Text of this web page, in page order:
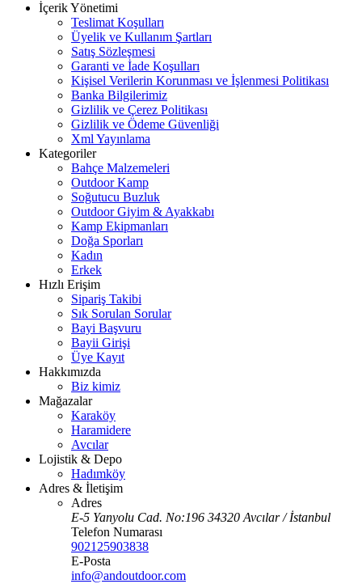
İçerik Yönetimi
Teslimat Koşulları
Üyelik ve Kullanım Şartları
Satış Sözleşmesi
Garanti ve İade Koşulları
Kişisel Verilerin Korunması ve İşlenmesi Politikası
Banka Bilgilerimiz
Gizlilik ve Çerez Politikası
Gizlilik ve Ödeme Güvenliği
Xml Yayınlama
Kategoriler
Bahçe Malzemeleri
Outdoor Kamp
Soğutucu Buzluk
Outdoor Giyim & Ayakkabı
Kamp Ekipmanları
Doğa Sporları
Kadın
Erkek
Hızlı Erişim
Sipariş Takibi
Sık Sorulan Sorular
Bayi Başvuru
Bayii Girişi
Üye Kayıt
Hakkımızda
Biz kimiz
Mağazalar
Karaköy
Haramidere
Avcılar
Lojistik & Depo
Hadımköy
Adres & İletişim
Adres
E-5 Yanyolu Cad. No:196 34320 Avcılar / İstanbul
Telefon Numarası
902125903838
E-Posta
info@andoutdoor.com